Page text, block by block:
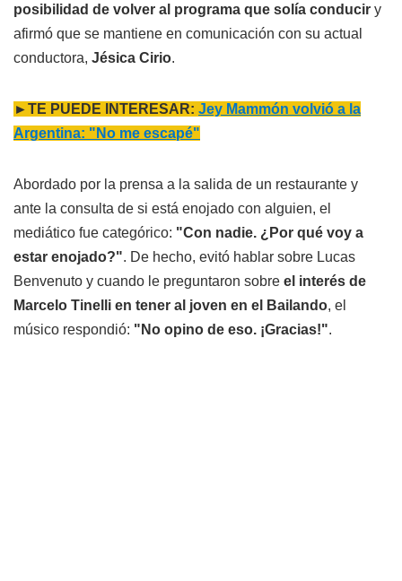
posibilidad de volver al programa que solía conducir y
afirmó que se mantiene en comunicación con su actual
conductora, Jésica Cirio.
►TE PUEDE INTERESAR: Jey Mammón volvió a la
Argentina: "No me escapé"
Abordado por la prensa a la salida de un restaurante y
ante la consulta de si está enojado con alguien, el
mediático fue categórico: "Con nadie. ¿Por qué voy a
estar enojado?". De hecho, evitó hablar sobre Lucas
Benvenuto y cuando le preguntaron sobre el interés de
Marcelo Tinelli en tener al joven en el Bailando, el
músico respondió: "No opino de eso. ¡Gracias!".